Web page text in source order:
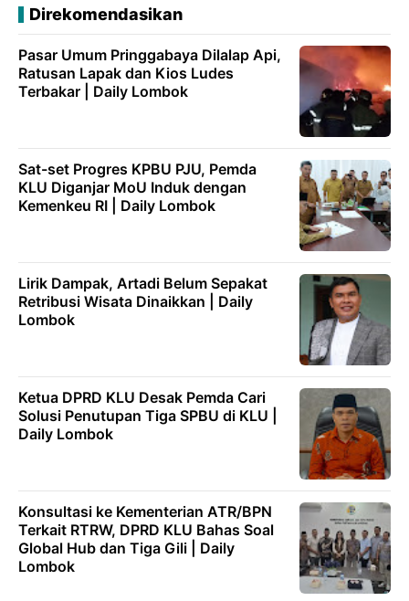
Direkomendasikan
Pasar Umum Pringgabaya Dilalap Api,
Ratusan Lapak dan Kios Ludes
Terbakar | Daily Lombok
Sat-set Progres KPBU PJU, Pemda
KLU Diganjar MoU Induk dengan
Kemenkeu RI | Daily Lombok
Lirik Dampak, Artadi Belum Sepakat
Retribusi Wisata Dinaikkan | Daily
Lombok
Ketua DPRD KLU Desak Pemda Cari
Solusi Penutupan Tiga SPBU di KLU |
Daily Lombok
Konsultasi ke Kementerian ATR/BPN
Terkait RTRW, DPRD KLU Bahas Soal
Global Hub dan Tiga Gili | Daily
Lombok